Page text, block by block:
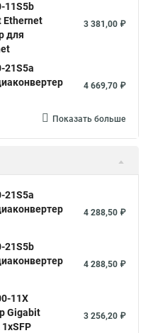
11S5b
Ethernet
для
3 381,00 ₽
21S5a
4 669,70 ₽
Показать больше
21S5a
4 288,50 ₽
21S5b
4 288,50 ₽
11X
Gigabit
3 256,20 ₽